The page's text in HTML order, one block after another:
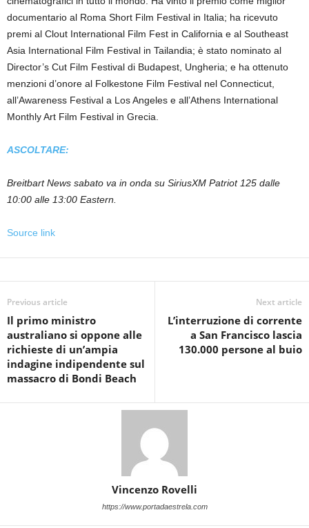
documentario al Roma Short Film Festival in Italia; ha ricevuto
premi al Clout International Film Fest in California e al Southeast
Asia International Film Festival in Tailandia; è stato nominato al
Director’s Cut Film Festival di Budapest, Ungheria; e ha ottenuto
menzioni d’onore al Folkestone Film Festival nel Connecticut,
all’Awareness Festival a Los Angeles e all’Athens International
Monthly Art Film Festival in Grecia.
ASCOLTARE:
Breitbart News sabato va in onda su SiriusXM Patriot 125 dalle
10:00 alle 13:00 Eastern.
Source link
Previous article
Il primo ministro
australiano si oppone alle
richieste di un’ampia
indagine indipendente sul
massacro di Bondi Beach
Next article
L’interruzione di corrente
a San Francisco lascia
130.000 persone al buio
Vincenzo Rovelli
https://www.portadaestrela.com